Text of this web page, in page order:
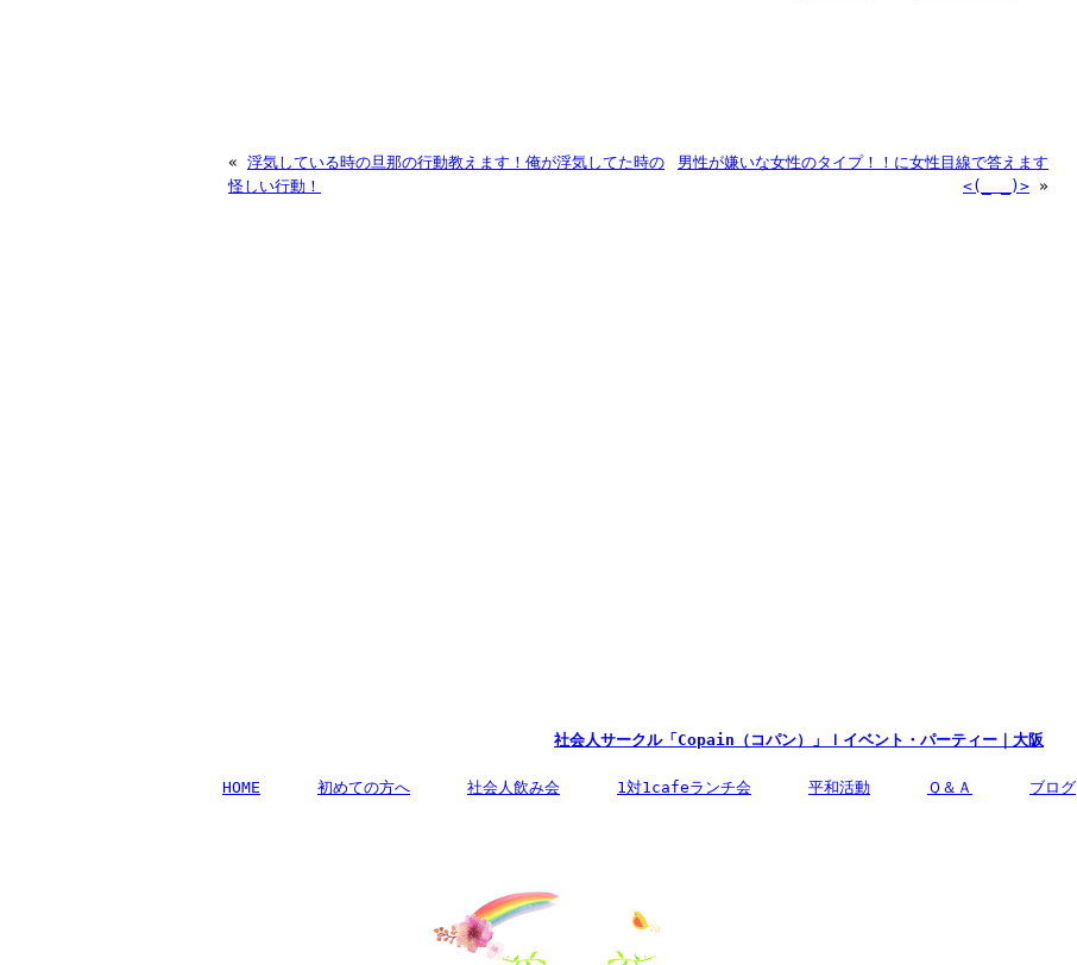
« 浮気している時の旦那の行動教えます！俺が浮気してた時の
怪しい行動！
男性が嫌いな女性のタイプ！！に女性目線で答えます
<(_ _)> »
社会人サークル「Copain（コパン）」 ｌイベント・パーティー ｜大阪
HOME 初めての方へ 社会人飲み会 1対1cafeランチ会 平和活動 Ｑ＆Ａ ブログ